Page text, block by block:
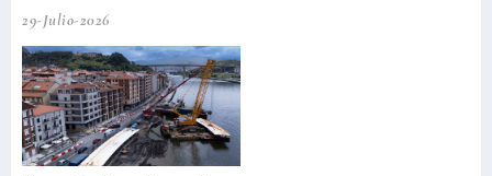
29-Julio-2026